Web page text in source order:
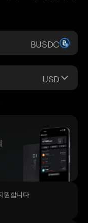
BUSDC
USD
원합니다